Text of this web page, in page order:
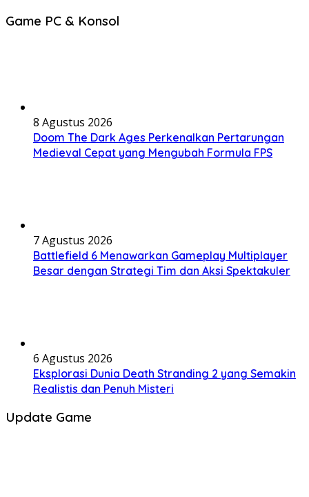
Game PC & Konsol
8 Agustus 2026
Doom The Dark Ages Perkenalkan Pertarungan
Medieval Cepat yang Mengubah Formula FPS
7 Agustus 2026
Battlefield 6 Menawarkan Gameplay Multiplayer
Besar dengan Strategi Tim dan Aksi Spektakuler
6 Agustus 2026
Eksplorasi Dunia Death Stranding 2 yang Semakin
Realistis dan Penuh Misteri
Update Game